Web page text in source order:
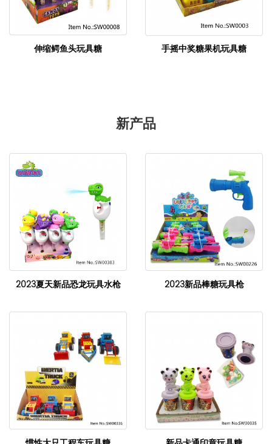
伸缩鳄鱼头玩具糖 手摇中奖糖果机玩具糖
新产品
2023夏天新品恐龙玩具水枪 2023新品棒糖玩具枪